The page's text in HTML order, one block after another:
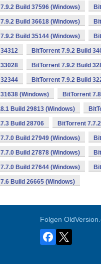
Build 37596 (Windows)
Build 36618 (Windows)
Build 35144 (Windows)
BitTorrent 7.9.2 Build
BitTorrent 7.9.2 Build
BitTorrent 7.9.2 Build
(Windows) BitTorrent
Build 29813 (Windows)
Build 28706 BitTorrent
Build 27949 (Windows)
Build 27878 (Windows)
Build 27644 (Windows)
Build 26665 (Windows)
Folgen